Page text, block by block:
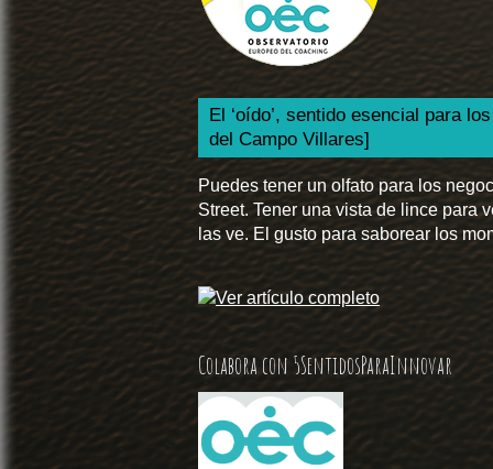
El ‘oído’, sentido esencial para
del Campo Villares]
Puedes tener un olfato para los
Street. Tener una vista de lince para
las ve. El gusto para saborear los
Colabora con 5SentidosParaInnovar